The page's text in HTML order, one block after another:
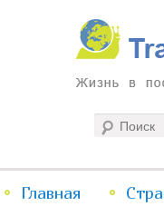
Traveliving
Жизнь в постоянном
менюГлавная